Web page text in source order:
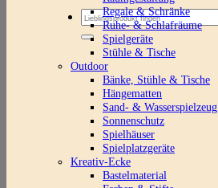
Suchen
nach:
Regale & Schränke
Ruhe- & Schlafräume
Spielgeräte
Stühle & Tische
Outdoor
Bänke, Stühle & Tische
Hängematten
Sand- & Wasserspielzeug
Sonnenschutz
Spielhäuser
Spielplatzgeräte
Kreativ-Ecke
Bastelmaterial